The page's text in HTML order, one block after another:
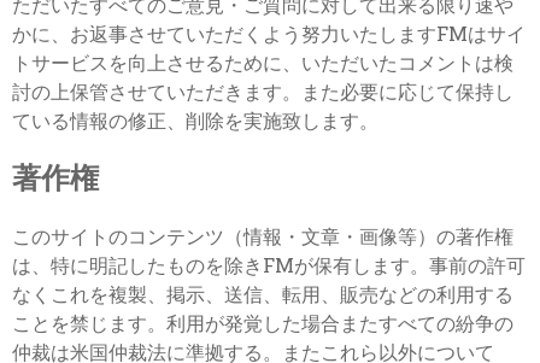
かに、お返事させていただくよう努力いたしますFMはサイ
トサービスを向上させるために、いただいたコメントは検
討の上保管させていただきます。また必要に応じて保持し
ている情報の修正、削除を実施致します。
著作権
このサイトのコンテンツ（情報・文章・画像等）の著作権
は、特に明記したものを除きFMが保有します。事前の許可
なくこれを複製、掲示、送信、転用、販売などの利用する
ことを禁じます。利用が発覚した場合またすべての紛争の
仲裁は米国仲裁法に準拠する。またこれら以外について